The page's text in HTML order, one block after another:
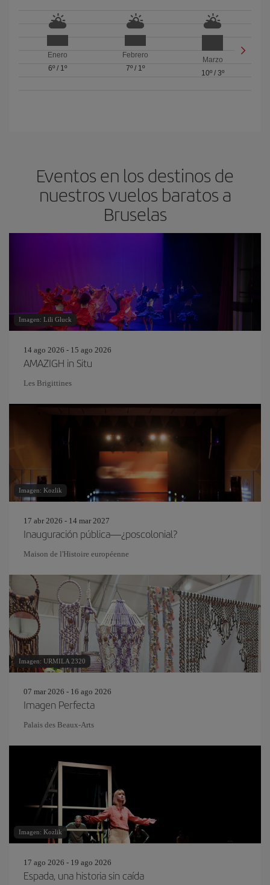
Enero
6º/ 1º
Febrero
7º/ 1º
Marzo
10º/ 3º
Eventos en los destinos de
nuestros vuelos baratos a
Bruselas
Imagen: Lili Gluck
14 ago 2026 - 15 ago 2026
AMAZIGH in Situ
Les Brigittines
Imagen: Kozlik
17 abr 2026 - 14 mar 2027
Inauguración pública—¿poscolonial?
Maison de l'Histoire européenne
Imagen: URMILA 2320
07 mar 2026 - 16 ago 2026
Imagen Perfecta
Palais des Beaux-Arts
Imagen: Kozlik
17 ago 2026 - 19 ago 2026
Espada, una historia sin caída